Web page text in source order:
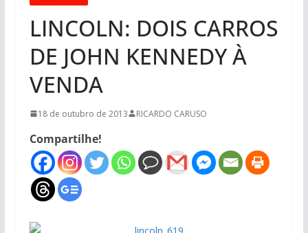
LINCOLN: DOIS CARROS
DE JOHN KENNEDY À
VENDA
18 de outubro de 2013 RICARDO CARUSO
Compartilhe!